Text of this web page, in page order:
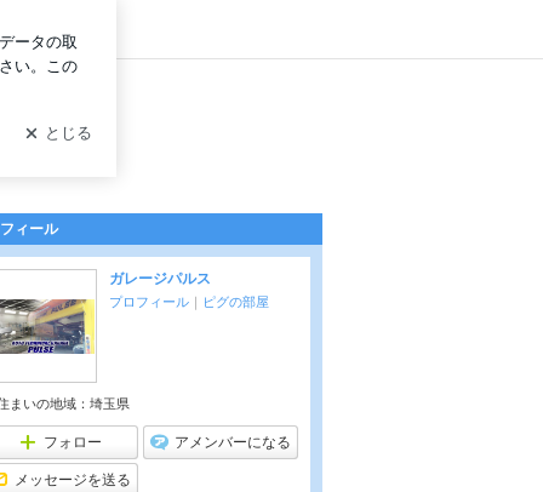
ィール
ガレージパルス
プロフィール ｜ ピグの部屋
まいの地域： 埼玉県
フォロー アメンバーになる
メッセージを送る